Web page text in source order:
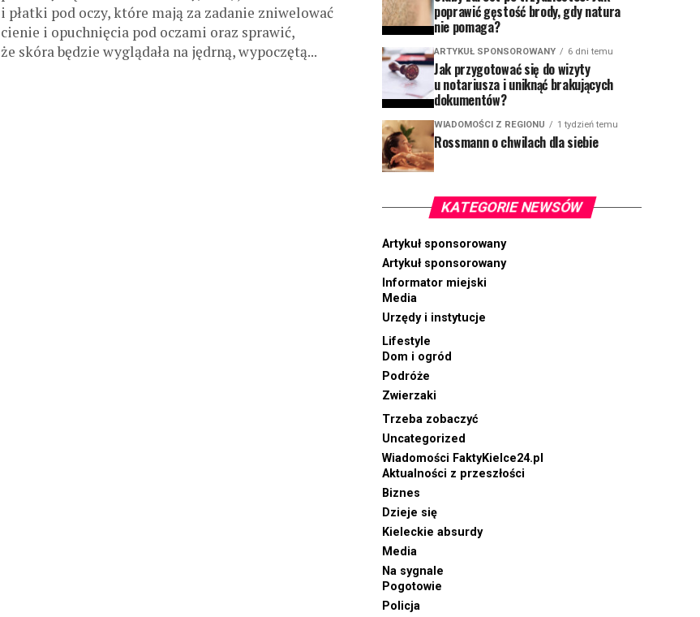
i płatki pod oczy, które mają za zadanie zniwelować
cienie i opuchnięcia pod oczami oraz sprawić,
że skóra będzie wyglądała na jędrną, wypoczętą...
poprawić gęstość brody, gdy natura
nie pomaga?
ARTYKUŁ SPONSOROWANY 6 dni temu
Jak przygotować się do wizyty
u notariusza i uniknąć brakujących
dokumentów?
WIADOMOŚCI Z REGIONU 1 tydzień temu
Rossmann o chwilach dla siebie
KATEGORIE NEWSÓW
Artykuł sponsorowany
Artykuł sponsorowany
Informator miejski
Media
Urzędy i instytucje
Lifestyle
Dom i ogród
Podróże
Zwierzaki
Trzeba zobaczyć
Uncategorized
Wiadomości FaktyKielce24.pl
Aktualności z przeszłości
Biznes
Dzieje się
Kieleckie absurdy
Media
Na sygnale
Pogotowie
Policja